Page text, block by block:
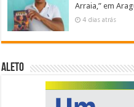
Arraia,” em
4 dias atrás
ALETO